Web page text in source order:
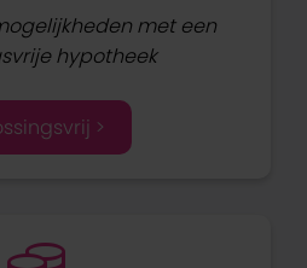
met een
hypotheek
>